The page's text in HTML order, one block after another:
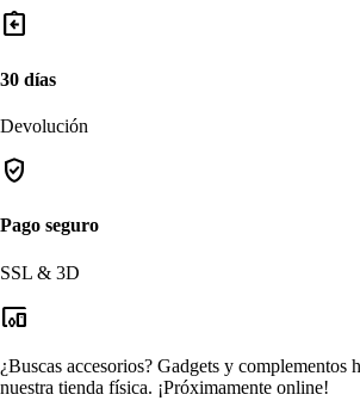
assignment_return
30 días
Devolución
verified_user
Pago seguro
SSL & 3D
devices_other
¿Buscas accesorios? Gadgets y complementos
nuestra tienda física. ¡Próximamente online!